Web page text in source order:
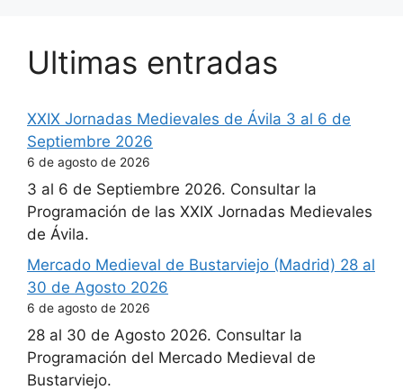
Ultimas entradas
XXIX Jornadas Medievales de Ávila 3 al 6 de
Septiembre 2026
6 de agosto de 2026
3 al 6 de Septiembre 2026. Consultar la
Programación de las XXIX Jornadas Medievales
de Ávila.
Mercado Medieval de Bustarviejo (Madrid) 28 al
30 de Agosto 2026
6 de agosto de 2026
28 al 30 de Agosto 2026. Consultar la
Programación del Mercado Medieval de
Bustarviejo.